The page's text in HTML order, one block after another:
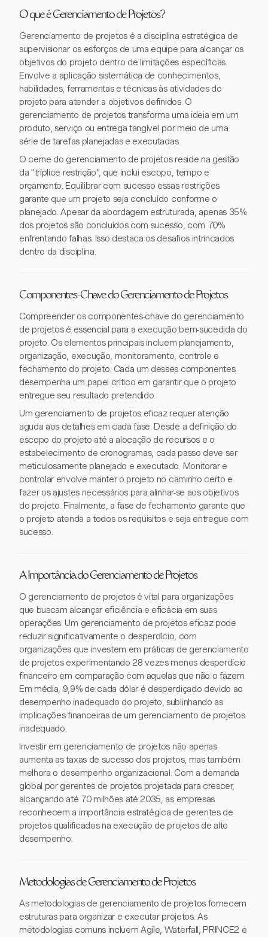
O que é Gerenciamento de Projetos?
Gerenciamento de projetos é a disciplina estratégica de
supervisionar os esforços de uma equipe para alcançar os
objetivos do projeto dentro de limitações específicas.
Envolve a aplicação sistemática de conhecimentos,
habilidades, ferramentas e técnicas às atividades do
projeto para atender a objetivos definidos. O
gerenciamento de projetos transforma uma ideia em um
produto, serviço ou entrega tangível por meio de uma
série de tarefas planejadas e executadas.
O cerne do gerenciamento de projetos reside na gestão
da "tríplice restrição", que inclui escopo, tempo e
orçamento. Equilibrar com sucesso essas restrições
garante que um projeto seja concluído conforme o
planejado. Apesar da abordagem estruturada, apenas 35%
dos projetos são concluídos com sucesso, com 70%
enfrentando falhas. Isso destaca os desafios intrincados
dentro da disciplina.
Componentes-Chave do Gerenciamento de Projetos
Compreender os componentes-chave do gerenciamento
de projetos é essencial para a execução bem-sucedida do
projeto. Os elementos principais incluem planejamento,
organização, execução, monitoramento, controle e
fechamento do projeto. Cada um desses componentes
desempenha um papel crítico em garantir que o projeto
entregue seu resultado pretendido.
Um gerenciamento de projetos eficaz requer atenção
aguda aos detalhes em cada fase. Desde a definição do
escopo do projeto até a alocação de recursos e o
estabelecimento de cronogramas, cada passo deve ser
meticulosamente planejado e executado. Monitorar e
controlar envolve manter o projeto no caminho certo e
fazer os ajustes necessários para alinhar-se aos objetivos
do projeto. Finalmente, a fase de fechamento garante que
o projeto atenda a todos os requisitos e seja entregue com
sucesso.
A Importância do Gerenciamento de Projetos
O gerenciamento de projetos é vital para organizações
que buscam alcançar eficiência e eficácia em suas
operações. Um gerenciamento de projetos eficaz pode
reduzir significativamente o desperdício, com
organizações que investem em práticas de gerenciamento
de projetos experimentando 28 vezes menos desperdício
financeiro em comparação com aquelas que não o fazem.
Em média, 9,9% de cada dólar é desperdiçado devido ao
desempenho inadequado do projeto, sublinhando as
implicações financeiras de um gerenciamento de projetos
inadequado.
Investir em gerenciamento de projetos não apenas
aumenta as taxas de sucesso dos projetos, mas também
melhora o desempenho organizacional. Com a demanda
global por gerentes de projetos projetada para crescer,
alcançando até 70 milhões até 2035, as empresas
reconhecem a importância estratégica de gerentes de
projetos qualificados na execução de projetos de alto
desempenho.
Metodologias de Gerenciamento de Projetos
As metodologias de gerenciamento de projetos fornecem
estruturas para organizar e executar projetos. As
metodologias comuns incluem Agile, Waterfall, PRINCE2 e